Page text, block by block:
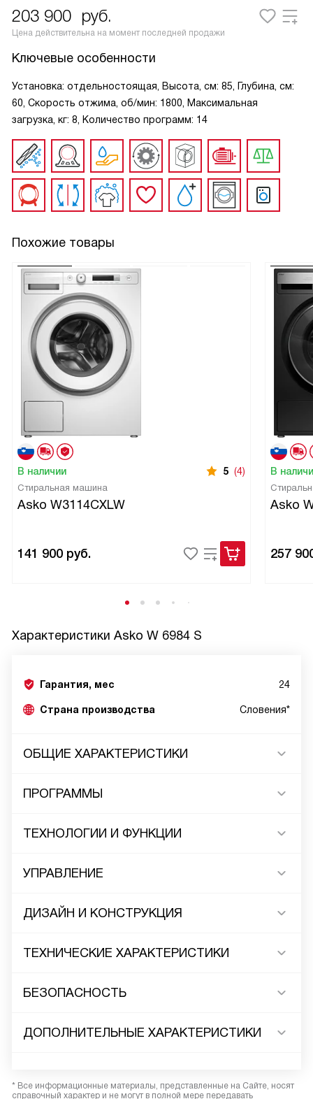
203 900 руб.
Цена действительна на момент последней продажи
Ключевые особенности
Установка: отдельностоящая, Высота, см: 85, Глубина, см:
60, Скорость отжима, об/мин: 1800, Максимальная
загрузка, кг: 8, Количество программ: 14
Похожие товары
В наличии 5 (4)
Стиральная машина
Asko W3114CXLW
141 900 руб.
В
Asko
257
Характеристики Asko W 6984 S
Гарантия, мес 24
Страна производства Словения*
ОБЩИЕ ХАРАКТЕРИСТИКИ
ПРОГРАММЫ
ТЕХНОЛОГИИ И ФУНКЦИИ
УПРАВЛЕНИЕ
ДИЗАЙН И КОНСТРУКЦИЯ
ТЕХНИЧЕСКИЕ ХАРАКТЕРИСТИКИ
БЕЗОПАСНОСТЬ
ДОПОЛНИТЕЛЬНЫЕ ХАРАКТЕРИСТИКИ
* Все информационные материалы, представленные на Сайте, носят
справочный характер и не могут в полной мере передавать